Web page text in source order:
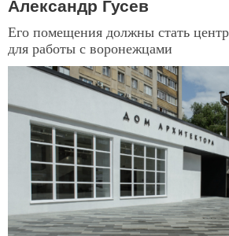
Александр Гусев
Его помещения должны стать
для работы с воронежцами